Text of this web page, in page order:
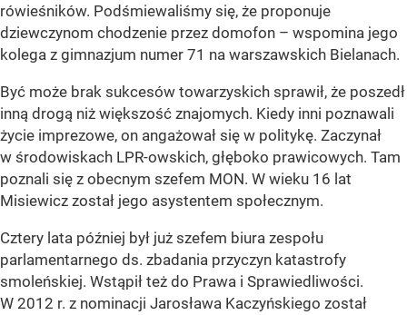
rówieśników. Podśmiewaliśmy się, że proponuje
dziewczynom chodzenie przez domofon – wspomina jego
kolega z gimnazjum numer 71 na warszawskich Bielanach.
Być może brak sukcesów towarzyskich sprawił, że poszedł
inną drogą niż większość znajomych. Kiedy inni poznawali
życie imprezowe, on angażował się w politykę. Zaczynał
w środowiskach LPR-owskich, głęboko prawicowych. Tam
poznali się z obecnym szefem MON. W wieku 16 lat
Misiewicz został jego asystentem społecznym.
Cztery lata później był już szefem biura zespołu
parlamentarnego ds. zbadania przyczyn katastrofy
smoleńskiej. Wstąpił też do Prawa i Sprawiedliwości.
W 2012 r. z nominacji Jarosława Kaczyńskiego został